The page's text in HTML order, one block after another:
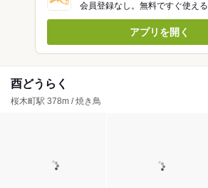
会員登録なし。無料ですぐ使える
アプリを開く
酉どうらく
桜木町駅 378m / 焼き鳥